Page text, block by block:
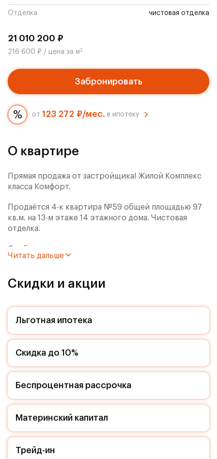
Отделка чистовая отделка
21 010 200 ₽
216 600 ₽ / цена за м2
Забронировать
от 123 272 ₽/мес. в ипотеку
О квартире
Прямая продажа от застройщика! Жилой Комплекс
класса Комфорт.
Продаётся 4-к квартира №59 общей площадью 97
кв.м. на 13-м этаже 14 этажного дома. Чистовая
отделка.
Особенности:
пейзажем, принимая ароматную ванну
Квартира с чистовой отделкой. Раскройте свою
индивидуальность в создании своего уникального
проекта, а трудоемкий ремонт мы возьмем на себя!
Вы идете в ногу со временем и предпочитаете
современные, универсальные дизайнерские
решения? Или вы любитель строгой лаконичной
классики? Тогда наши интерьеры придутся вам по
душе! Выбирайте то, что ближе лично Вам и
реализуйте свои задумки вместе с нами!
Расположение комплекса:
Архитекторы позаботились, чтобы красота и
Читать дальше
Скидки и акции
Льготная ипотека
Скидка до 10%
Беспроцентная рассрочка
Материнский капитал
Трейд-ин